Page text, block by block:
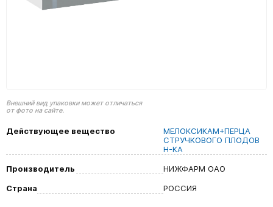
Внешний вид упаковки может отличаться
от фото на сайте.
Действующее вещество
МЕЛОКСИКАМ+ПЕРЦА
СТРУЧКОВОГО ПЛОДОВ
Н-КА
Производитель
НИЖФАРМ ОАО
Страна
РОССИЯ